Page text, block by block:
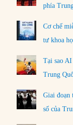
phía
Cơ chế
tư khoa
Tại sao
Trung
Giai đoạn
số của